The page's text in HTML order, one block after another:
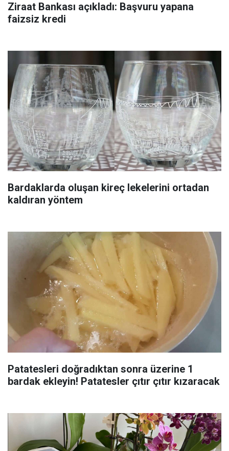
Ziraat Bankası açıkladı: Başvuru yapana
faizsiz kredi
Bardaklarda oluşan kireç lekelerini ortadan
kaldıran yöntem
Patatesleri doğradıktan sonra üzerine 1
bardak ekleyin! Patatesler çıtır çıtır kızaracak